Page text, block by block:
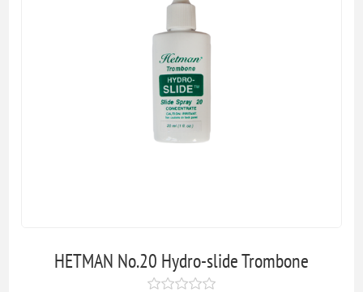
HETMAN No.20 Hydro-slide Trombone